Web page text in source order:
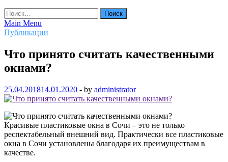
Найти:
Main Menu
Публикации
Что принято считать качественными
окнами?
25.04.201814.01.2020 - by administrator
Красивые пластиковые окна в Сочи – это не только
респектабельный внешний вид. Практически все пластиковые
окна в Сочи установлены благодаря их преимуществам в
качестве.